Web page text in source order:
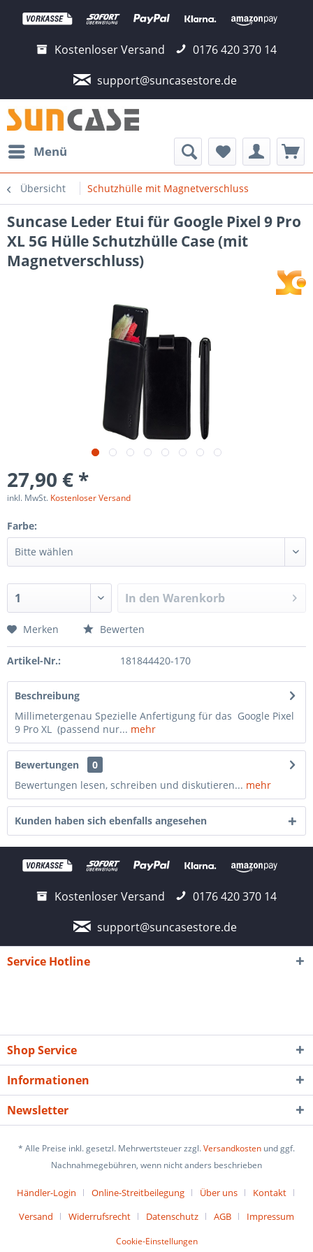
Kostenloser Versand
0176 420 370 14
support@suncasestore.de
Menü
Übersicht Schutzhülle mit Magnetverschluss
Suncase Leder Etui für Google Pixel 9 Pro
XL 5G Hülle Schutzhülle Case (mit
Magnetverschluss)
27,90 € *
inkl. MwSt. Kostenloser Versand
Farbe:
In den Warenkorb
Merken Bewerten
Artikel-Nr.: 181844420-170
Beschreibung
Millimetergenau Spezielle Anfertigung für das Google Pixel
9 Pro XL (passend nur... mehr
Bewertungen
0
Bewertungen lesen, schreiben und diskutieren... mehr
Kunden haben sich ebenfalls angesehen
Kostenloser Versand
0176 420 370 14
support@suncasestore.de
Service Hotline
Shop Service
Informationen
Newsletter
* Alle Preise inkl. gesetzl. Mehrwertsteuer zzgl.Versandkosten und ggf.
Nachnahmegebühren, wenn nicht anders beschrieben
Händler-Login Online-Streitbeilegung Über uns
Kontakt
Versand
Widerrufsrecht Datenschutz AGB Impressum
Cookie-Einstellungen